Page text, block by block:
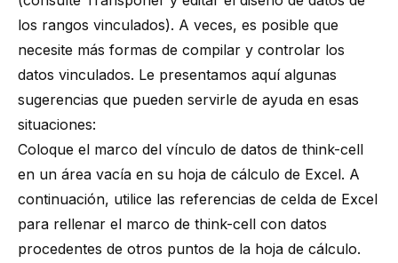
los rangos vinculados). A veces, es posible que
necesite más formas de compilar y controlar los
datos vinculados. Le presentamos aquí algunas
sugerencias que pueden servirle de ayuda en esas
situaciones:
Coloque el marco del vínculo de datos de think-cell
en un área vacía en su hoja de cálculo de Excel. A
continuación, utilice las referencias de celda de Excel
para rellenar el marco de think-cell con datos
procedentes de otros puntos de la hoja de cálculo.